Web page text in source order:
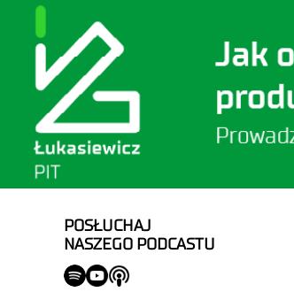
POSŁUCHAJ
NASZEGO PODCASTU